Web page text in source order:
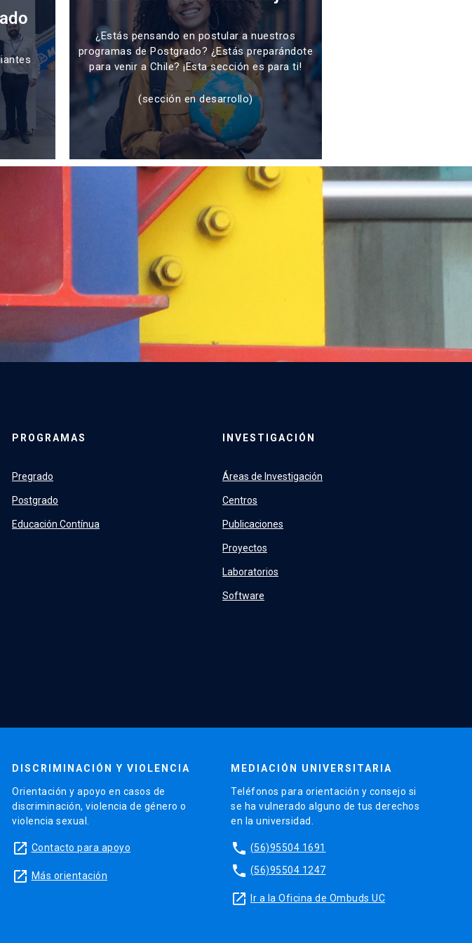
¿Estás pensando en postular a nuestros
programas de Postgrado? ¿Estás preparándote
para venir a Chile? ¡Esta sección es para ti!
(sección en desarrollo)
PROGRAMAS
Pregrado
Postgrado
Educación Contínua
INVESTIGACIÓN
Áreas de Investigación
Centros
Publicaciones
Proyectos
Laboratorios
Software
DISCRIMINACIÓN Y VIOLENCIA
Orientación y apoyo en casos de
discriminación, violencia de género o
violencia sexual.
launch Contacto para apoyo
launch Más orientación
MEDIACIÓN UNIVERSITARIA
Teléfonos para orientación y consejo si
se ha vulnerado alguno de tus derechos
en la universidad.
phone (56)95504 1691
phone (56)95504 1247
launch Ir a la Oficina de Ombuds UC